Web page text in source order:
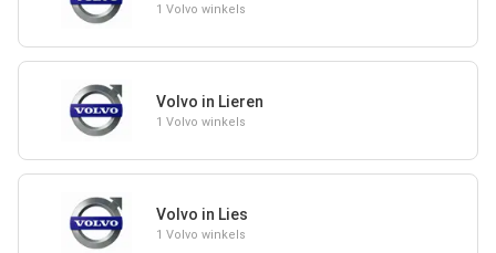
1 Volvo winkels
Volvo in Lieren
1 Volvo winkels
Volvo in Lies
1 Volvo winkels